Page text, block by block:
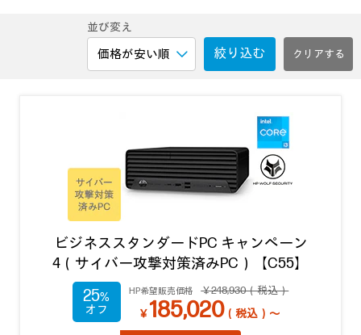
絞り込む
並び変え
ビジネススタンダードPC キャンペーン
4（サイバー攻撃対策済みPC）【C55】
25 HP希望販売価格 ￥248,930（税込）
￥185,020（税込）～